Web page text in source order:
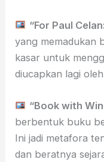
“For Paul
yang memadukan
kasar untuk
diucapkan lagi
“Book with
berbentuk buku
Ini jadi metafora
dan beratnya